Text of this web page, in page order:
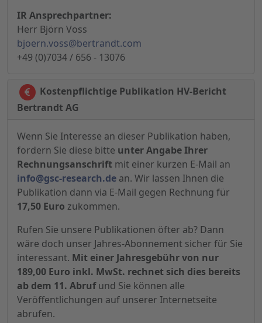
IR Ansprechpartner:
Herr Björn Voss
bjoern.voss@bertrandt.com
+49 (0)7034 / 656 - 13076
Kostenpflichtige Publikation HV-Bericht
Bertrandt AG
Wenn Sie Interesse an dieser Publikation haben,
fordern Sie diese bitte unter Angabe Ihrer
Rechnungsanschrift mit einer kurzen E-Mail an
info@gsc-research.de an. Wir lassen Ihnen die
Publikation dann via E-Mail gegen Rechnung für
17,50 Euro zukommen.
Rufen Sie unsere Publikationen öfter ab? Dann
wäre doch unser Jahres-Abonnement sicher für Sie
interessant. Mit einer Jahresgebühr von nur
189,00 Euro inkl. MwSt. rechnet sich dies bereits
ab dem 11. Abrufund Sie können alle
Veröffentlichungen auf unserer Internetseite
abrufen.